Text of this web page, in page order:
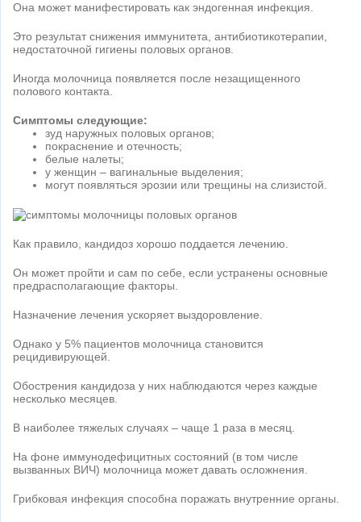
Она может манифестировать как эндогенная инфекция.
Это результат снижения иммунитета, антибиотикотерапии,
недостаточной гигиены половых органов.
Иногда молочница появляется после незащищенного
полового контакта.
Симптомы следующие:
зуд наружных половых органов;
покраснение и отечность;
белые налеты;
у женщин – вагинальные выделения;
могут появляться эрозии или трещины на слизистой.
Как правило, кандидоз хорошо поддается лечению.
Он может пройти и сам по себе, если устранены основные
предрасполагающие факторы.
Назначение лечения ускоряет выздоровление.
Однако у 5% пациентов молочница становится
рецидивирующей.
Обострения кандидоза у них наблюдаются через каждые
несколько месяцев.
В наиболее тяжелых случаях – чаще 1 раза в месяц.
На фоне иммунодефицитных состояний (в том числе
вызванных ВИЧ) молочница может давать осложнения.
Грибковая инфекция способна поражать внутренние органы.